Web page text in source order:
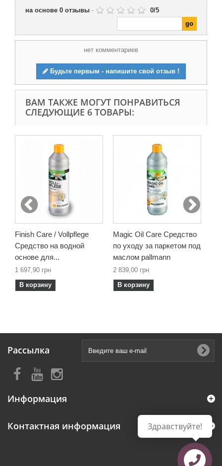
на основе 0 отзывы - 0/5
нет комментариев
Будьте первым - напишите свой отзыв !
ВАМ ТАКЖЕ МОГУТ ПОНРАВИТЬСЯ
СЛЕДУЮЩИЕ 6 ТОВАРЫ:
Finish Care / Vollpflege
Средство на водной
основе для...
1 697,90 грн
В корзину
Magic Oil Care Средство
по уходу за паркетом под
маслом pallmann
2 839,00 грн
В корзину
Рассылка
Информация
Контактная информация Здравствуйте!